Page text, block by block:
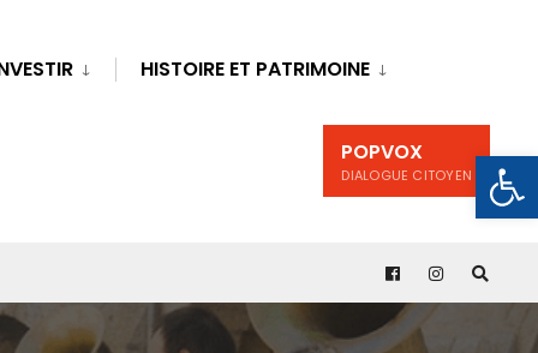
HISTOIRE ET PATRIMOINE
POPVOX
DIALOGUE CITOYEN